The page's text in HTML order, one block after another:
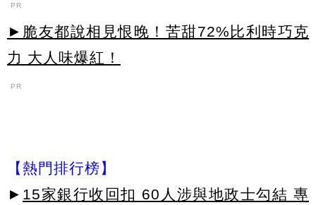
PR
►脆友都說相見恨晚！苦甜72%比利時巧克
力 大人味爆紅！
PR
【熱門排行榜】
► 15家銀行收回扣 60人涉與地政士勾結 專